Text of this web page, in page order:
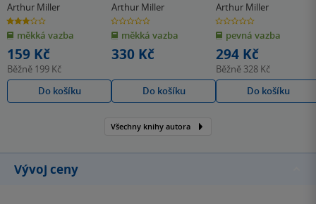
Arthur Miller
3.0
z
5
hvězdiček
měkká vazba
159 Kč
Běžně 199 Kč
Do košíku
Arthur Miller
0.0
z
5
hvězdiček
měkká vazba
330 Kč
Do košíku
Arthur Miller
0.0
z
5
hvězdiček
pevná vazba
294 Kč
Běžně 328 Kč
Do košíku
Všechny knihy autora
Vývoj ceny